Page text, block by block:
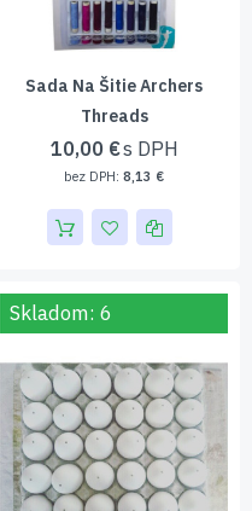
Sada Na Šitie Archers
Threads
10,00 €
8,13 €
Skladom: 6